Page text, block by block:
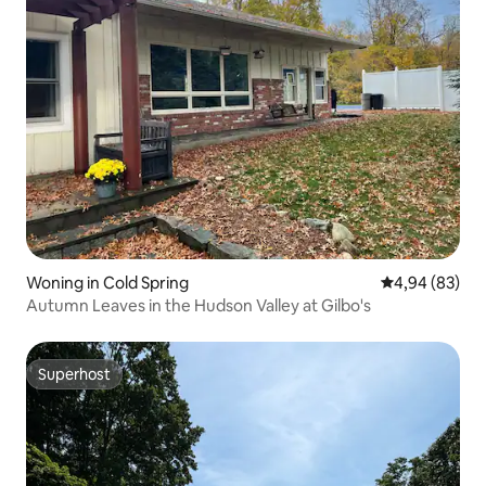
Woning in Cold Spring Gemiddelde
4,94 (83)
Autumn Leaves in the Hudson Valley at Gilbo's
Superhost
Superhost